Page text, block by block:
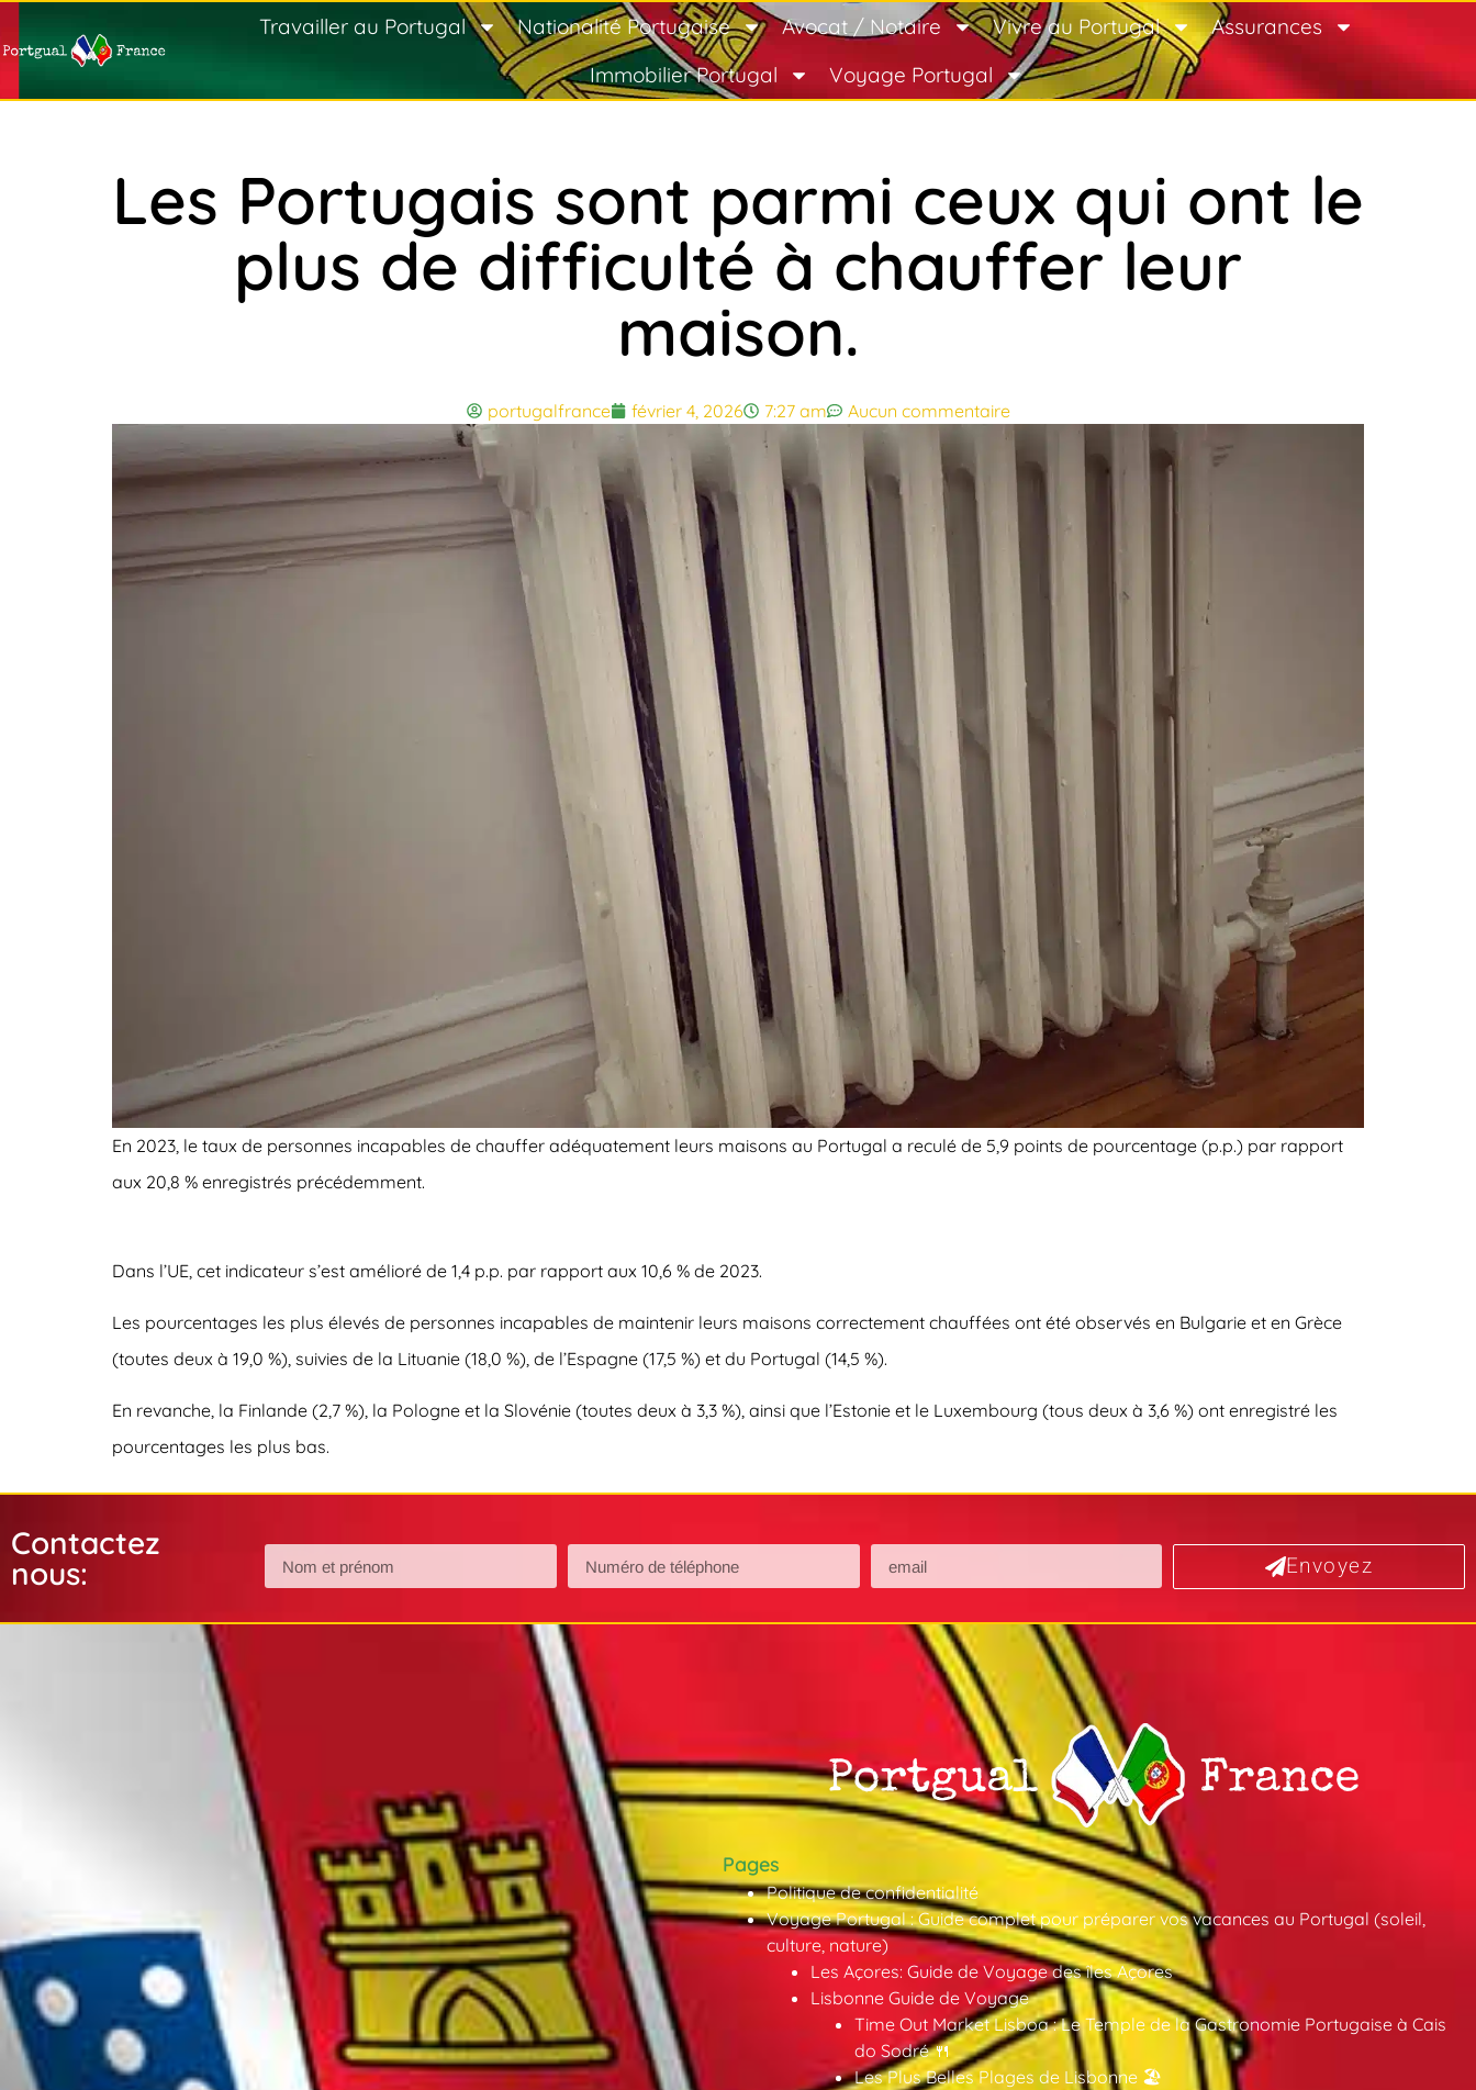
Travailler au Portugal Nationalité Portugaise Avocat / Notaire Vivre au Portugal
Assurances
Immobilier Portugal
Voyage Portugal
Les Portugais sont parmi ceux qui ont le
plus de difficulté à chauffer leur
maison.
portugalfrance février 4, 2026 7:27 am Aucun commentaire
En 2023, le taux de personnes incapables de chauffer adéquatement leurs maisons au Portugal a reculé de 5,9 points de pourcentage (p.p.) par rapport
aux 20,8 % enregistrés précédemment.
Dans l’UE, cet indicateur s’est amélioré de 1,4 p.p. par rapport aux 10,6 % de 2023.
Les pourcentages les plus élevés de personnes incapables de maintenir leurs maisons correctement chauffées ont été observés en Bulgarie et en Grèce
(toutes deux à 19,0 %), suivies de la Lituanie (18,0 %), de l’Espagne (17,5 %) et du Portugal (14,5 %).
En revanche, la Finlande (2,7 %), la Pologne et la Slovénie (toutes deux à 3,3 %), ainsi que l’Estonie et le Luxembourg (tous deux à 3,6 %) ont enregistré les
pourcentages les plus bas.
Contactez
nous:
Envoyez
Pages
Politique de confidentialité
Voyage Portugal : Guide complet pour préparer vos vacances au Portugal (soleil,
culture, nature)
Les Açores: Guide de Voyage des îles Açores
Lisbonne Guide de Voyage
Time Out Market Lisboa : Le Temple de la Gastronomie Portugaise à Cais
do Sodré 🍴
Les Plus Belles Plages de Lisbonne 🏖️